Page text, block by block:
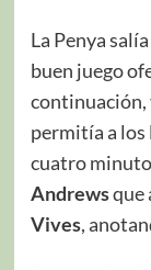
La Penya
buen juego
continuación,
permitía a los
cuatro
Andrewsque
Vives,